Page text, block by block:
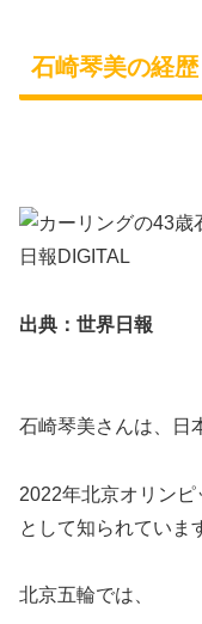
石崎琴美の経歴
出典：世界日報
石崎琴美さんは、日
2022年北京オリン
として知られていま
北京五輪では、